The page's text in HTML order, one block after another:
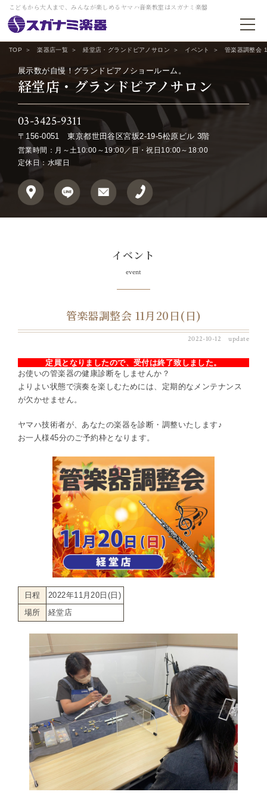
こどもから大人まで、みんなが楽しめるヤマハ音楽教室はスガナミ楽器
TOP 楽器店一覧 経堂店・グランドピアノサロン イベント 管楽器調整会
展示数が自慢！グランドピアノショールーム。
経堂店・グランドピアノサロン
03-3425-9311
〒156-0051東京都世田谷区宮坂2-19-5松原ビル 3階
営業時間：月～土10:00～19:00／日・祝日10:00～18:00
定休日：水曜日
イベント
event
管楽器調整会 11月20日(日)
2022-10-12 update
定員となりましたので、受付は終了致しました。
お使いの管楽器の健康診断をしませんか？
よりよい状態で演奏を楽しむためには、定期的なメンテナンス
が欠かせません。
ヤマハ技術者が、あなたの楽器を診断・調整いたします♪
お一人様45分のご予約枠となります。
日程
2022年11月20日(日)
場所
経堂店